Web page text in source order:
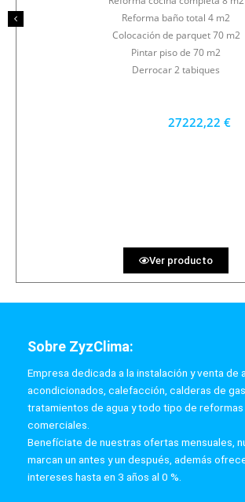
Reforma baño total 4 m2
Colocación de parquet 70 m2
Pintar piso de 70 m2
Derrocar 2 tabiques
27222,22 €
Ver producto
Sobre ZyzClima:
Empresa dedicada a la instalación y venta de
acondicionados, calefacción, calderas de
tratamientos de agua y todo tipo de
comerciales.
Benefíciate de nuestras ofertas mensuales,
marcan un antes y un después, además
intereses hasta en 3 años al 0 %.